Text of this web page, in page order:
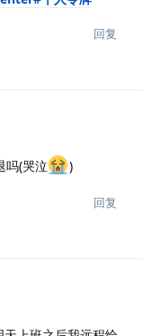
回复
吗(哭泣 )
回复